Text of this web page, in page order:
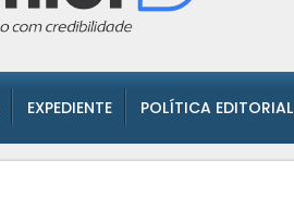
EXPEDIENTE POLÍTICA EDITORIAL